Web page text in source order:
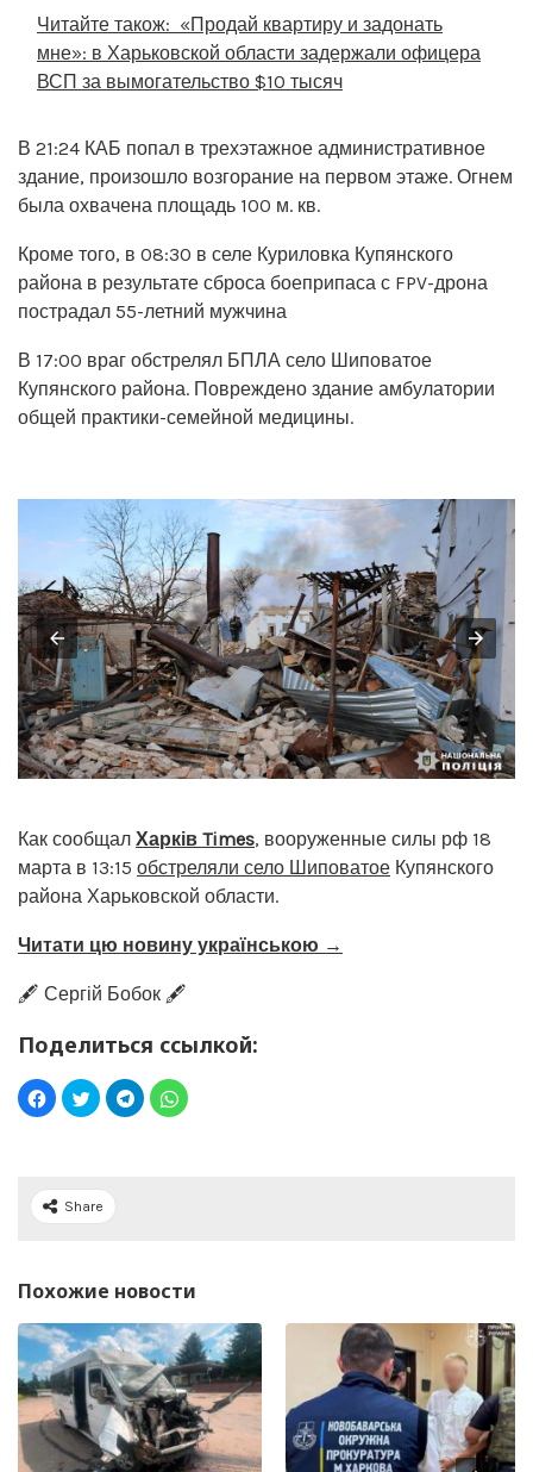
Читайте також: «Продай квартиру и задонать
мне»: в Харьковской области задержали офицера
ВСП за вымогательство $10 тысяч
В 21:24 КАБ попал в трехэтажное административное
здание, произошло возгорание на первом этаже. Огнем
была охвачена площадь 100 м. кв.
Кроме того, в 08:30 в селе Куриловка Купянского
района в результате сброса боеприпаса с FPV-дрона
пострадал 55-летний мужчина
В 17:00 враг обстрелял БПЛА село Шиповатое
Купянского района. Повреждено здание амбулатории
общей практики-семейной медицины.
Как сообщал Харків Times, вооруженные силы рф 18
марта в 13:15 обстреляли село Шиповатое Купянского
района Харьковской области.
Читати цю новину українською →
🖋️ Сергій Бобок 🖋️
Поделиться ссылкой:
Share
Похожие новости